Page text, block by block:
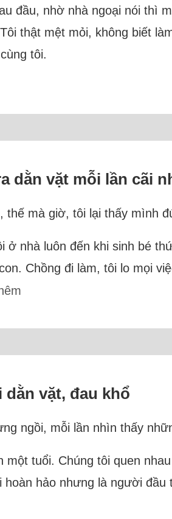
đầu, nhờ nhà ngoại nói thì
thật mệt mỏi, không biết
tôi.
dằn vặt mỗi lần cãi
mà giờ, tôi lại thấy mình
ở nhà luôn đến khi sinh bé
Chồng đi làm, tôi lo mọi
vặt, đau khổ
ngồi, mỗi lần nhìn thấy
tuổi. Chúng tôi quen
hảo nhưng là người